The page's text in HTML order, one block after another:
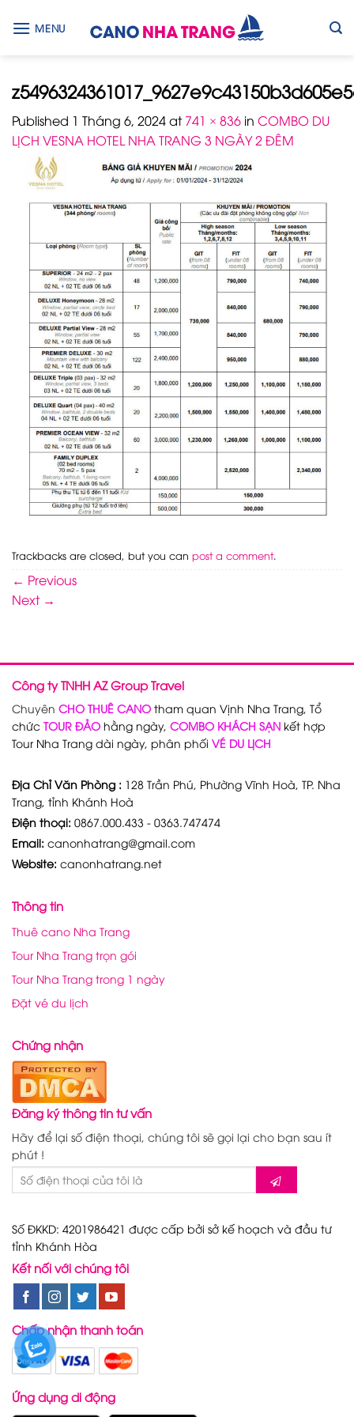
MENU
Published 1 Tháng 6, 2024at741 × 836 in COMBO DU
LỊCH VESNA HOTEL NHA TRANG 3 NGÀY 2 ĐÊM
Trackbacks are closed, but you can post a comment.
← Previous
Next →
Công ty TNHH AZ Group Travel
Chuyên CHO THUÊ CANO tham quan Vịnh Nha Trang, Tổ
chức TOUR ĐẢO hằng ngày, COMBO KHÁCH SẠN kết hợp
Tour Nha Trang dài ngày, phân phối VÉ DU LỊCH
Địa Chỉ Văn Phòng : 128 Trần Phú, Phường Vĩnh Hoà, TP. Nha
Trang, tỉnh Khánh Hoà
Điện thoại: 0867.000.433 - 0363.747474
Email: canonhatrang@gmail.com
Website: canonhatrang.net
Thông tin
Thuê cano Nha Trang
Tour Nha Trang trọn gói
Tour Nha Trang trong 1 ngày
Đặt vé du lịch
Chứng nhận
Đăng ký thông tin tư vấn
Hãy để lại số điện thoại, chúng tôi sẽ gọi lại cho bạn sau ít
phút !
Số ĐKKD: 4201986421 được cấp bởi sở kế hoạch và đầu tư
tỉnh Khánh Hòa
Kết nối với chúng tôi
Chấp nhận thanh toán
Ứng dụng di động